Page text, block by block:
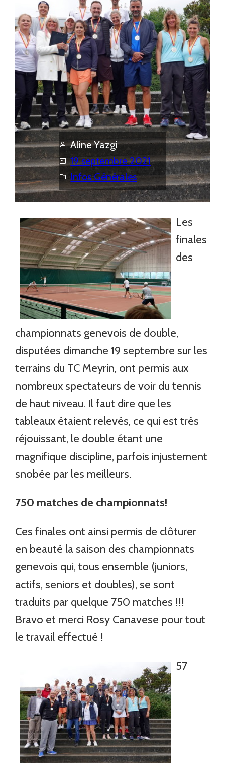
Aline Yazgi
19 septembre 2021
Infos Générales
Les
finales
des
championnats genevois de double,
disputées dimanche 19 septembre sur les
terrains du TC Meyrin, ont permis aux
nombreux spectateurs de voir du tennis
de haut niveau. Il faut dire que les
tableaux étaient relevés, ce qui est très
réjouissant, le double étant une
magnifique discipline, parfois injustement
snobée par les meilleurs.
750 matches de championnats!
Ces finales ont ainsi permis de clôturer
en beauté la saison des championnats
genevois qui, tous ensemble (juniors,
actifs, seniors et doubles), se sont
traduits par quelque 750 matches !!!
Bravo et merci Rosy Canavese pour tout
le travail effectué !
57